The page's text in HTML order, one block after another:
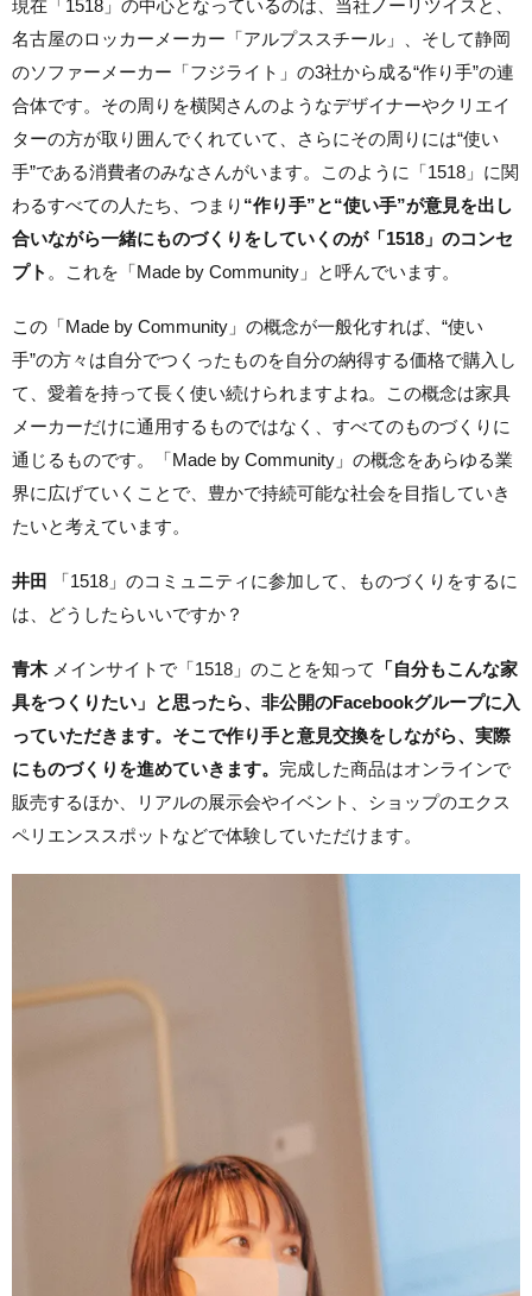
現在「1518」の中心となっているのは、当社ノーリツイスと、
名古屋のロッカーメーカー「アルプススチール」、そして静岡
のソファーメーカー「フジライト」の3社から成る“作り手”の連
合体です。その周りを横関さんのようなデザイナーやクリエイ
ターの方が取り囲んでくれていて、さらにその周りには“使い
手”である消費者のみなさんがいます。このように「1518」に関
わるすべての人たち、つまり “作り手”と“使い手”が意見を出し
合いながら一緒にものづくりをしていくのが「1518」のコンセ
プト 。これを「Made by Community」と呼んでいます。
この「Made by Community」の概念が一般化すれば、“使い
手”の方々は自分でつくったものを自分の納得する価格で購入し
て、愛着を持って長く使い続けられますよね。この概念は家具
メーカーだけに通用するものではなく、すべてのものづくりに
通じるものです。「Made by Community」の概念をあらゆる業
界に広げていくことで、豊かで持続可能な社会を目指していき
たいと考えています。
井田
「1518」のコミュニティに参加して、ものづくりをするに
は、どうしたらいいですか？
青木 メインサイトで「1518」のことを知って
「自分もこんな家
具をつくりたい」と思ったら、非公開のFacebookグループに入
っていただきます。そこで作り手と意見交換をしながら、実際
にものづくりを進めていきます。 完成した商品はオンラインで
販売するほか、リアルの展示会やイベント、ショップのエクス
ペリエンススポットなどで体験していただけます。